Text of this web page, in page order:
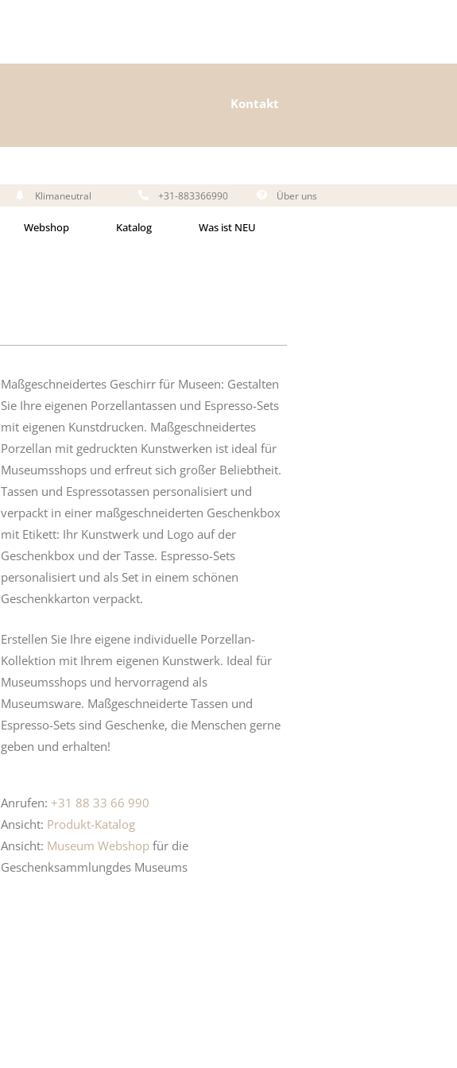
Kontakt
Klimaneutral +31-883366990 Über uns
Webshop Katalog Was ist NEU
Maßgeschneidertes Geschirr für Museen: Gestalten
Sie Ihre eigenen Porzellantassen und Espresso-Sets
mit eigenen Kunstdrucken. Maßgeschneidertes
Porzellan mit gedruckten Kunstwerken ist ideal für
Museumsshops und erfreut sich großer Beliebtheit.
Tassen und Espressotassen personalisiert und
verpackt in einer maßgeschneiderten Geschenkbox
mit Etikett: Ihr Kunstwerk und Logo auf der
Geschenkbox und der Tasse. Espresso-Sets
personalisiert und als Set in einem schönen
Geschenkkarton verpackt.
Erstellen Sie Ihre eigene individuelle Porzellan-
Kollektion mit Ihrem eigenen Kunstwerk. Ideal für
Museumsshops und hervorragend als
Museumsware. Maßgeschneiderte Tassen und
Espresso-Sets sind Geschenke, die Menschen gerne
geben und erhalten!
Anrufen: +31 88 33 66 990
Ansicht: Produkt-Katalog
Ansicht: Museum Webshop für die
Geschenksammlungdes Museums